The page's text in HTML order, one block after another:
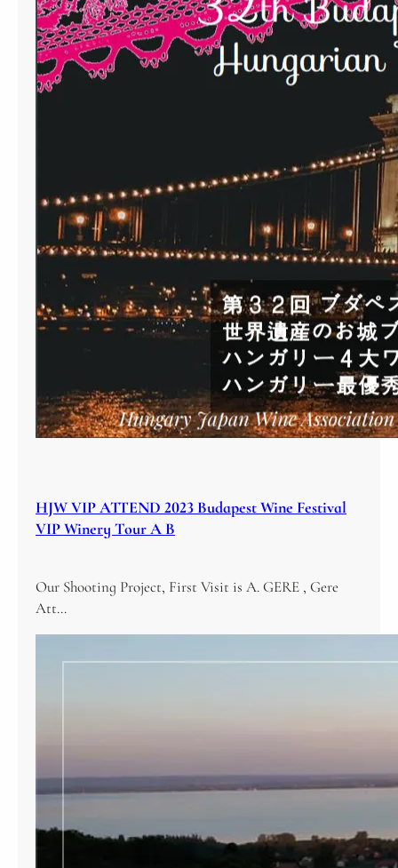
HJW VIP ATTEND 2023 Budapest Wine Festival
VIP Winery Tour A B
Our Shooting Project, First Visit is A. GERE , Gere
Att…